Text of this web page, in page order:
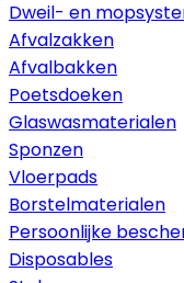
Dweil- en
Afvalzakken
Afvalbakken
Poetsdoeken
Glaswasmaterialen
Sponzen
Vloerpads
Borstelmaterialen
Persoonlijke
Disposables